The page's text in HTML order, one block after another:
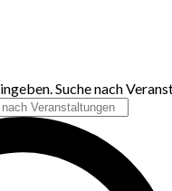
Suche nach